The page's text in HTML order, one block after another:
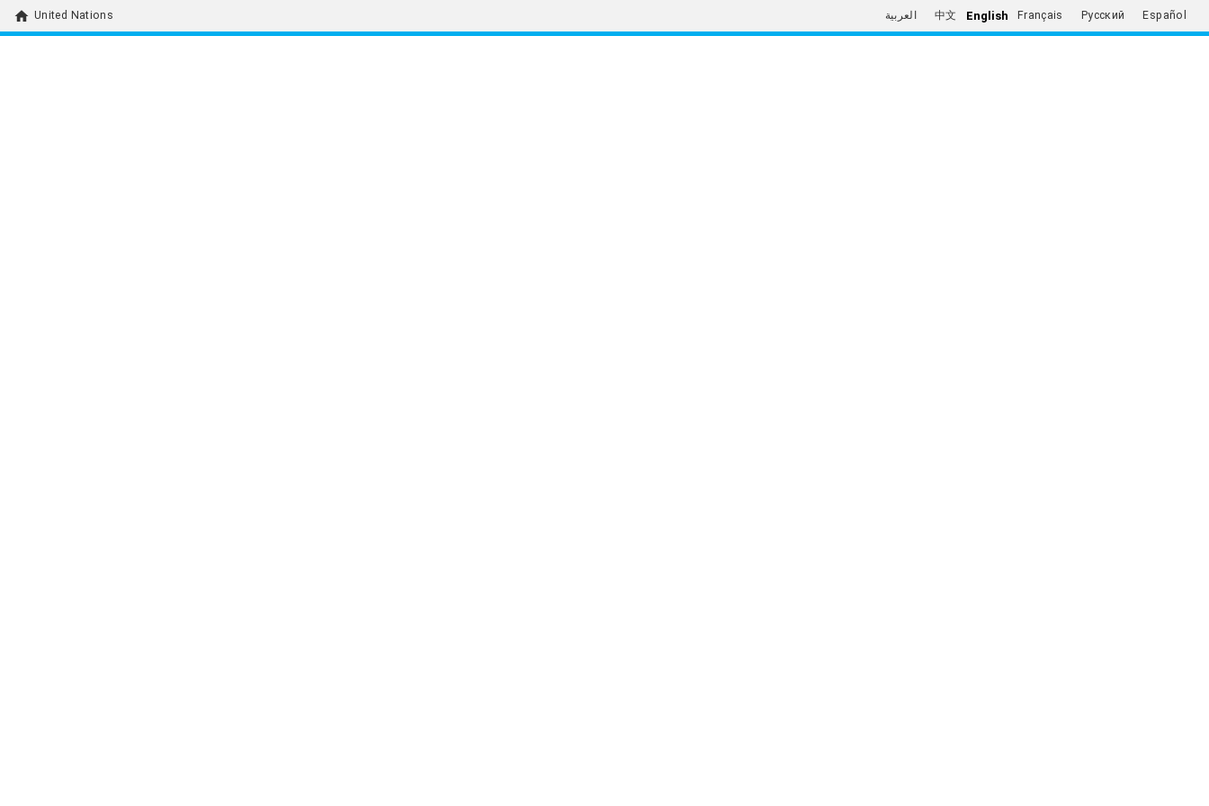
home United Nations العربية 中文 English Français Русский Español